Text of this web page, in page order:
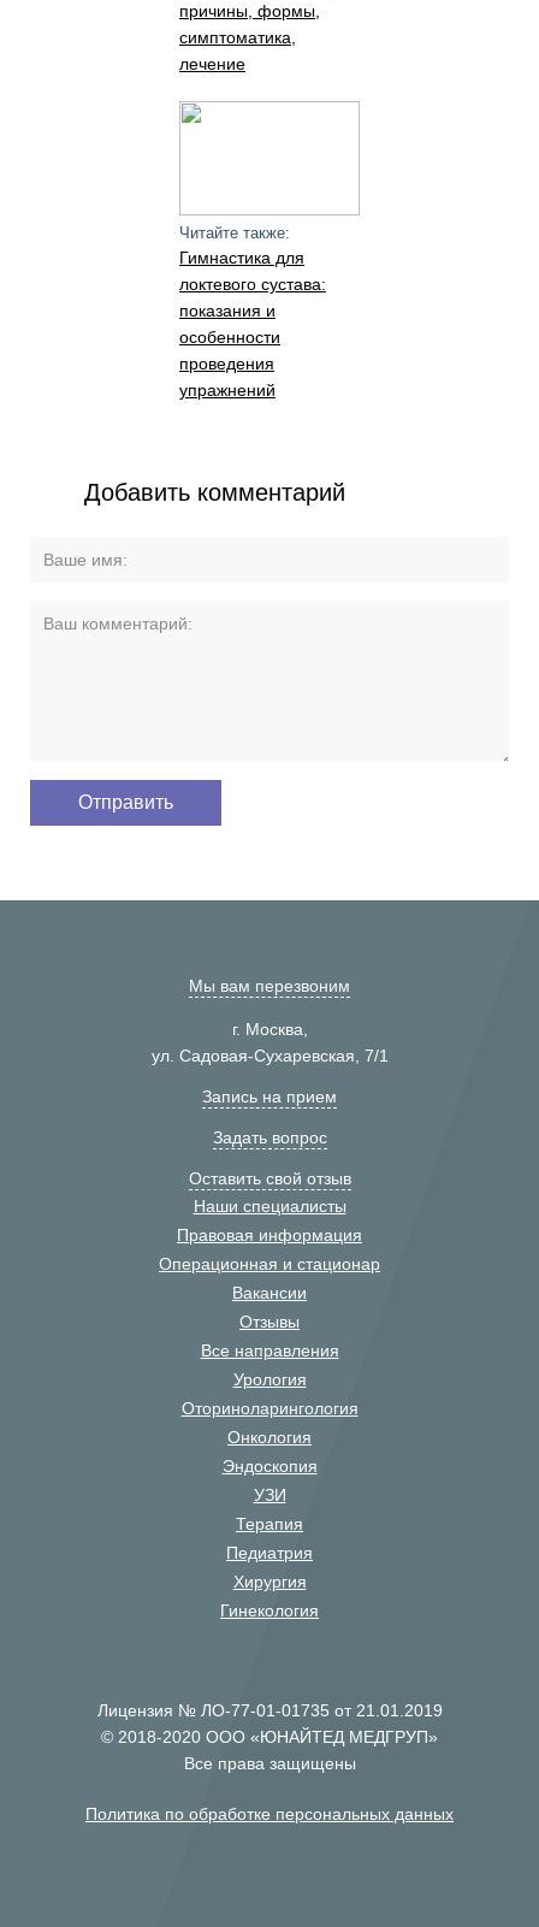
причины, формы,
симптоматика,
лечение
Читайте также:
Гимнастика для
локтевого сустава:
показания и
особенности
проведения
упражнений
Добавить комментарий
Мы вам перезвоним
г. Москва,
ул. Садовая-Сухаревская, 7/1
Запись на прием
Задать вопрос
Оставить свой отзыв
Наши специалисты
Правовая информация
Операционная и стационар
Вакансии
Отзывы
Все направления
Урология
Оториноларингология
Онкология
Эндоскопия
УЗИ
Терапия
Педиатрия
Хирургия
Гинекология
Лицензия № ЛО-77-01-01735 от 21.01.2019
© 2018-2020 ООО «ЮНАЙТЕД МЕДГРУП»
Все права защищены
Политика по обработке персональных данных